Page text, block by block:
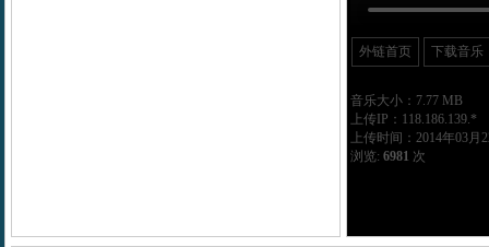
外链首页 下载音乐
音乐大小：7.77 MB
上传IP：118.186.139.*
上传时间：2014年03月
浏览: 6981 次